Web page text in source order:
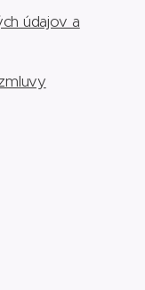
údajov a